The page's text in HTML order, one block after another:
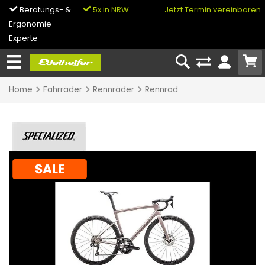
Beratungs- &
Ergonomie-
Experte
5x in NRW
0% Finanzierung
Jetzt Termin vereinbaren
Home Fahrräder Rennräder Rennrad